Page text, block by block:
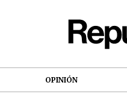
OPINIÓN